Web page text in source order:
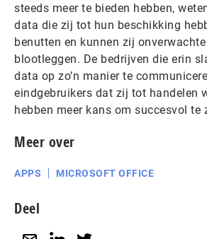
steeds meer te bieden hebben,
data die zij tot hun beschikking
benutten en kunnen zij
blootleggen. De bedrijven die erin
data op zo’n manier te
eindgebruikers dat zij tot handelen
hebben meer kans om succesvol te
Meer over
APPS MICROSOFT OFFICE
Deel